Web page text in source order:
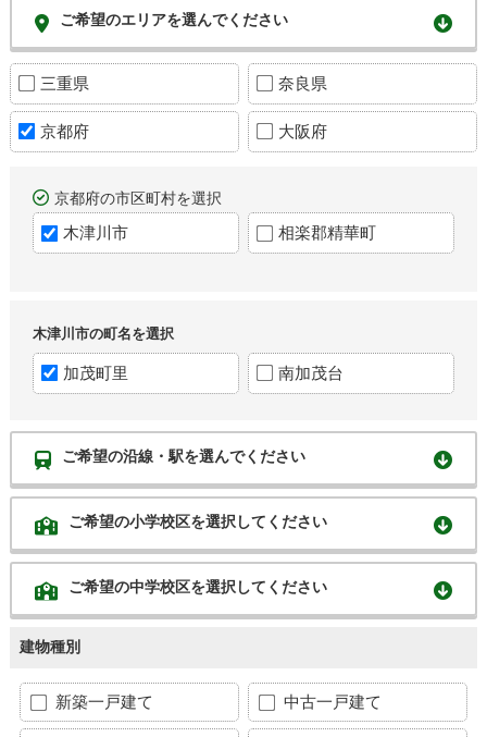
ご希望のエリアを選んでください
三重県 奈良県
京都府 大阪府
京都府の市区町村を選択
木津川市 相楽郡精華町
木津川市の町名を選択
加茂町里 南加茂台
ご希望の沿線・駅を選んでください
ご希望の小学校区を選択してください
ご希望の中学校区を選択してください
建物種別
新築一戸建て 中古一戸建て